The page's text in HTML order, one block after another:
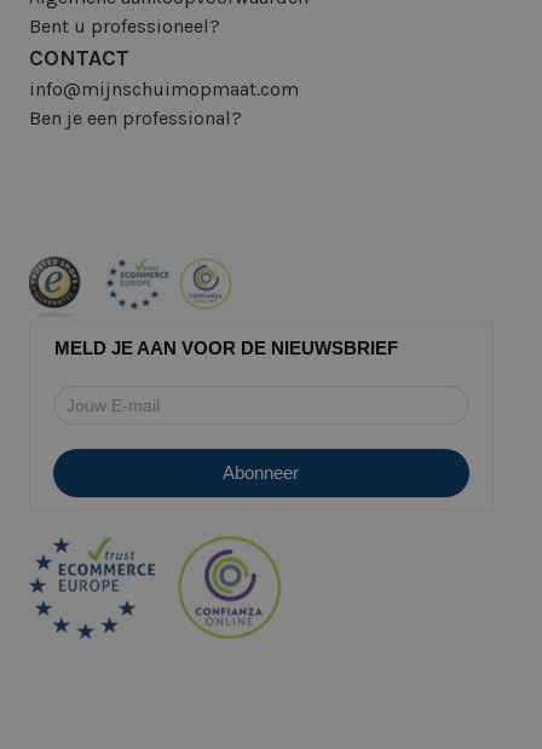
Bent u professioneel?
CONTACT
info@mijnschuimopmaat.com
Ben je een professional?
MELD JE AAN VOOR DE NIEUWSBRIEF